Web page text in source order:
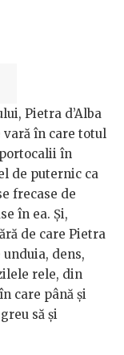
Pietra d’Alba
în care totul
în
de puternic ca
frecase de
în ea. Și,
de care Pietra
dens,
rele, din
care până și
să și